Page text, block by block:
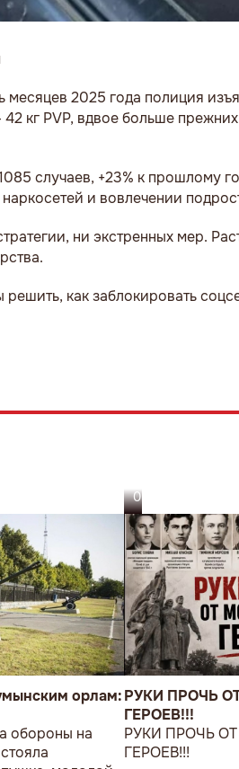
2025 года полиция
кг PVP, вдвое больше прежних
случаев, +23% к прошлому
и вовлечении
ни экстренных мер.
как заблокировать
орлам:
обороны на
05.08.26
РУКИ ПРОЧЬ
ГЕРОЕВ!!!
РУКИ ПРОЧЬ
ГЕРОЕВ!!!